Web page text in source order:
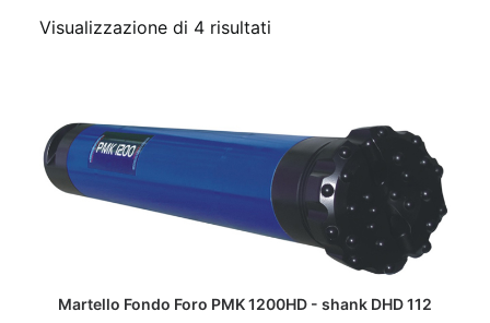
ITALIANO
Visualizzazione di 4 risultati
LEGGI TUTTO
Martello Fondo Foro PMK 1200HD - shank DHD 112